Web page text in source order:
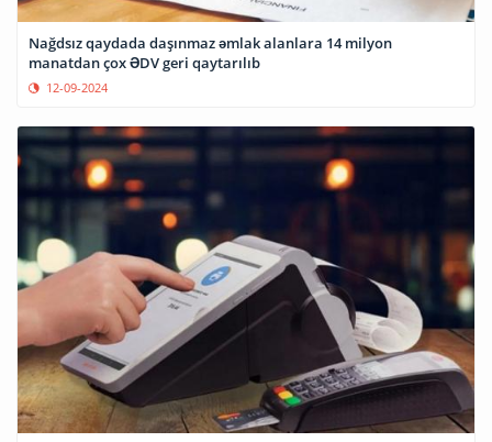
Nağdsız qaydada daşınmaz əmlak alanlara 14 milyon
manatdan çox ƏDV geri qaytarılıb
12-09-2024